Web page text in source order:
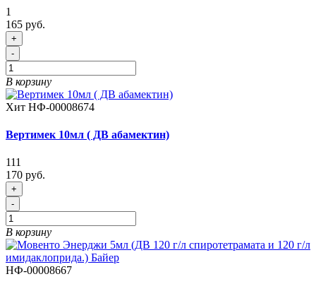
1
165 руб.
+
-
В корзину
Хит НФ-00008674
Вертимек 10мл ( ДВ абамектин)
111
170 руб.
+
-
В корзину
НФ-00008667